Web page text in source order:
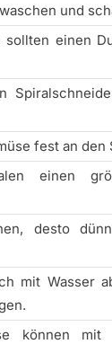
und
sollten einen
fest an den
einen
desto
mit Wasser
können mit